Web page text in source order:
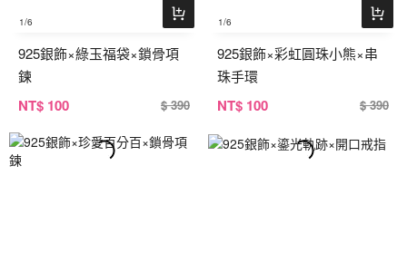
1/6
925銀飾×綠玉福袋×鎖骨項
鍊
NT$ 100 $ 390
1/6
925銀飾×彩虹圓珠小熊×串
珠手環
NT$ 100 $ 390